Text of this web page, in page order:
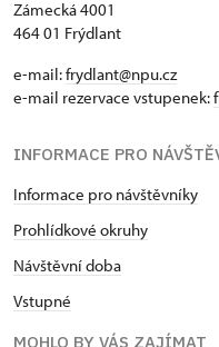
Zámecká 4001
464 01 Frýdlant
e-mail:frydlant@npu.cz
e-mail rezervace vstupenek:
INFORMACE PRO
Informace pro návštěvníky
Prohlídkové okruhy
Návštěvní doba
Vstupné
MOHLO BY VÁS ZAJÍMAT